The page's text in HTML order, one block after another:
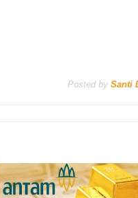
Posted by Santi